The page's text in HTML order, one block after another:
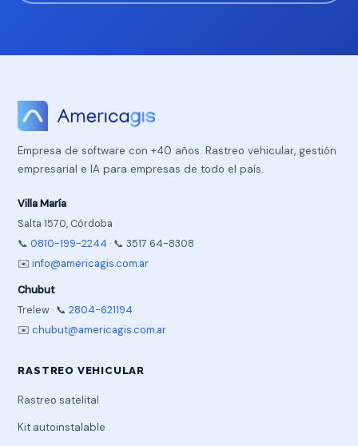
Empresa de software con +40 años. Rastreo vehicular, gestión
empresarial e IA para empresas de todo el país.
Villa María
Salta 1570, Córdoba
📞0810-199-2244 · 📞 3517 64-8308
✉️info@americagis.com.ar
Chubut
Trelew · 📞2804-621194
✉️ chubut@americagis.com.ar
RASTREO VEHICULAR
Rastreo satelital
Kit autoinstalable